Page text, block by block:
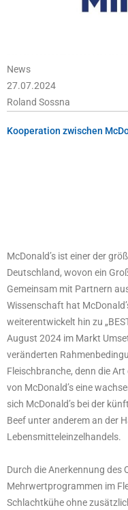
News
27.07.2024
Roland Sossna
Kooperation zwischen
McDonald’s ist einer der
Deutschland, wovon ein
Gemeinsam mit Partnern
Wissenschaft hat
weiterentwickelt hin zu
August 2024 im Markt
veränderten
Fleischbranche, denn die
von McDonald’s eine
sich McDonald’s bei der
Beef unter anderem an der
Lebensmitteleinzelhandels.
Durch die Anerkennung des
Mehrwertprogrammen im
Schlachtkühe ohne